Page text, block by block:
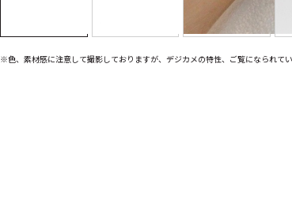
※色、素材感に注意して撮影しておりますが、デジカメの特性、ご覧になられて